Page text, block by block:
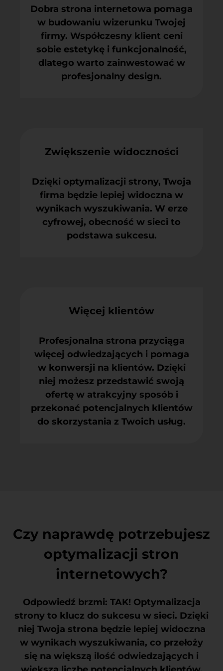
Dobra strona internetowa pomaga
w budowaniu wizerunku Twojej
firmy. Współczesny klient ceni
sobie estetykę i funkcjonalność,
dlatego warto zainwestować w
profesjonalny design.
Zwiększenie widoczności
Dzięki optymalizacji strony, Twoja
firma będzie lepiej widoczna w
wynikach wyszukiwania. W erze
cyfrowej, obecność w sieci to
podstawa sukcesu.
Więcej klientów
Profesjonalna strona przyciąga
więcej odwiedzających i pomaga
w konwersji na klientów. Dzięki
niej możesz przedstawić swoją
ofertę w atrakcyjny sposób i
przekonać potencjalnych klientów
do skorzystania z Twoich usług.
Czy naprawdę potrzebujesz
optymalizacji stron
internetowych?
Odpowiedź brzmi: TAK! Optymalizacja
strony to klucz do sukcesu w sieci. Dzięki
niej Twoja strona będzie lepiej widoczna
w wynikach wyszukiwania, co przełoży
się na większą ilość odwiedzających i